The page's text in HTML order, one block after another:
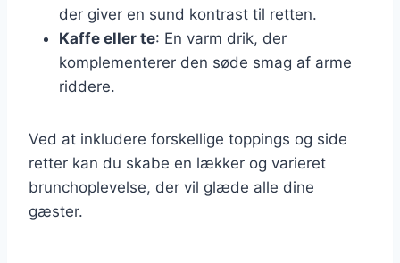
der giver en sund kontrast til retten.
Kaffe eller te: En varm drik, der
komplementerer den søde smag af arme
riddere.
Ved at inkludere forskellige toppings og side
retter kan du skabe en lækker og varieret
brunchoplevelse, der vil glæde alle dine
gæster.